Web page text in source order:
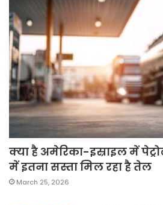
क्या है अमेरिका-इस्राइल में
में इतना सस्ता मिल रहा है तेल
March 25, 2026